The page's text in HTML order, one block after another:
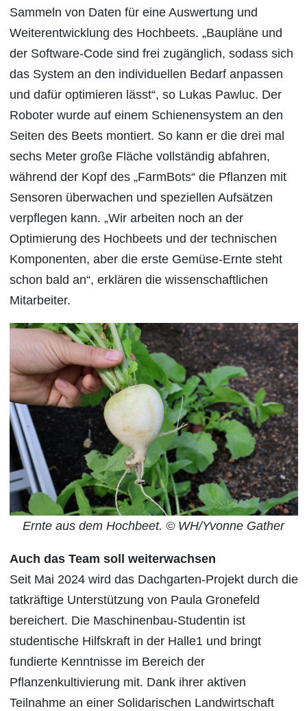
Sammeln von Daten für eine Auswertung und
Weiterentwicklung des Hochbeets. „Baupläne und
der Software-Code sind frei zugänglich, sodass sich
das System an den individuellen Bedarf anpassen
und dafür optimieren lässt“, so Lukas Pawluc. Der
Roboter wurde auf einem Schienensystem an den
Seiten des Beets montiert. So kann er die drei mal
sechs Meter große Fläche vollständig abfahren,
während der Kopf des „FarmBots“ die Pflanzen mit
Sensoren überwachen und speziellen Aufsätzen
verpflegen kann. „Wir arbeiten noch an der
Optimierung des Hochbeets und der technischen
Komponenten, aber die erste Gemüse-Ernte steht
schon bald an“, erklären die wissenschaftlichen
Mitarbeiter.
Ernte aus dem Hochbeet. © WH/Yvonne Gather
Auch das Team soll weiterwachsen
Seit Mai 2024 wird das Dachgarten-Projekt durch die
tatkräftige Unterstützung von Paula Gronefeld
bereichert. Die Maschinenbau-Studentin ist
studentische Hilfskraft in der Halle1 und bringt
fundierte Kenntnisse im Bereich der
Pflanzenkultivierung mit. Dank ihrer aktiven
Teilnahme an einer Solidarischen Landwirtschaft